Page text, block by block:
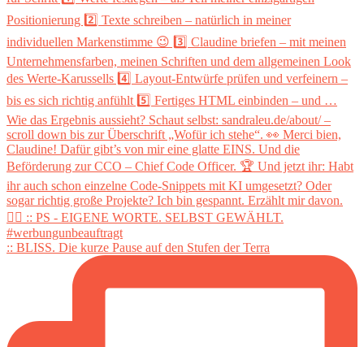
:: BLISS. Die kurze Pause auf den Stufen der Terra